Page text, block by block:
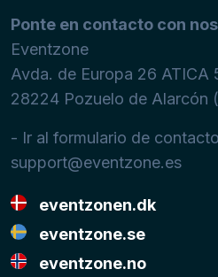
Ponte en contacto con
Eventzone
Avda. de Europa 26 ATICA
28224 Pozuelo de Alarcón
- Ir al formulario de contacto
support@eventzone.es
eventzonen.dk
eventzone.se
eventzone.no